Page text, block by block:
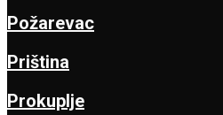
Požarevac
Priština
Prokuplje